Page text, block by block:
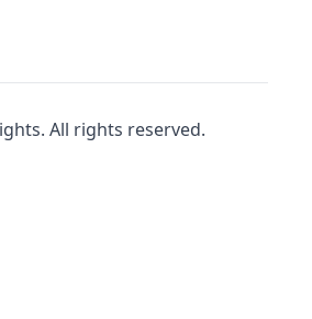
All rights reserved.